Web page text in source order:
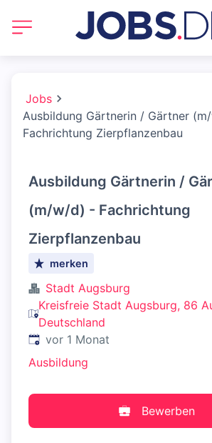
Jobs
Ausbildung Gärtnerin / Gärtner
Fachrichtung Zierpflanzenbau
Ausbildung Gärtnerin /
(m/w/d) - Fachrichtung
Zierpflanzenbau
merken
Stadt Augsburg
Kreisfreie Stadt Augsburg, 86
Deutschland
Veröffentlicht:
vor 1 Monat
Ausbildung
Bewerben